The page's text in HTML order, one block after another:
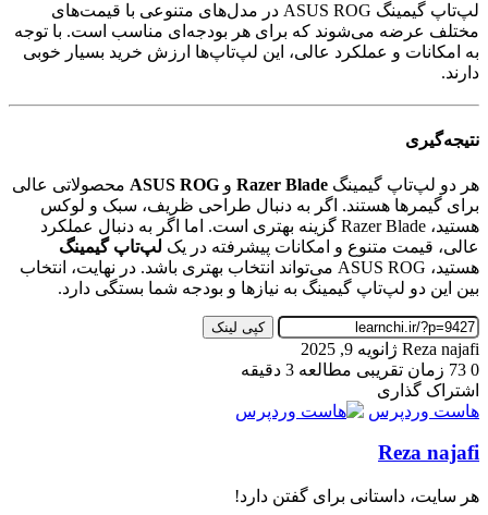
لپ‌تاپ گیمینگ ASUS ROG در مدل‌های متنوعی با قیمت‌های
مختلف عرضه می‌شوند که برای هر بودجه‌ای مناسب است. با توجه
به امکانات و عملکرد عالی، این لپ‌تاپ‌ها ارزش خرید بسیار خوبی
دارند.
نتیجه‌گیری
هر دو لپ‌تاپ گیمینگ Razer Blade و ASUS ROG محصولاتی عالی
برای گیمرها هستند. اگر به دنبال طراحی ظریف، سبک و لوکس
هستید، Razer Blade گزینه بهتری است. اما اگر به دنبال عملکرد
عالی، قیمت متنوع و امکانات پیشرفته در یک لپ‌تاپ گیمینگ
هستید، ASUS ROG می‌تواند انتخاب بهتری باشد. در نهایت، انتخاب
بین این دو لپ‌تاپ گیمینگ به نیازها و بودجه شما بستگی دارد.
کپی لینک
Reza najafi ارسال
به
ایمیل
ژانویه 9, 2025
0
زمان تقریبی مطالعه 3 دقیقه
اشتراک گذاری
فیسبوک
ایکس
لینکداین
پینتریست
اسکایپ
واتس
تلگرام
اشتراک
با
چاپ
هاست وردپرس
Reza najafi
هر سایت، داستانی برای گفتن دارد!